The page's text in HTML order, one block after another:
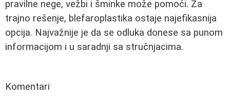
pravilne nege, vežbi i šminke može pomoći. Za
trajno rešenje, blefaroplastika ostaje najefikasnija
opcija. Najvažnije je da se odluka donese sa punom
informacijom i u saradnji sa stručnjacima.
Komentari